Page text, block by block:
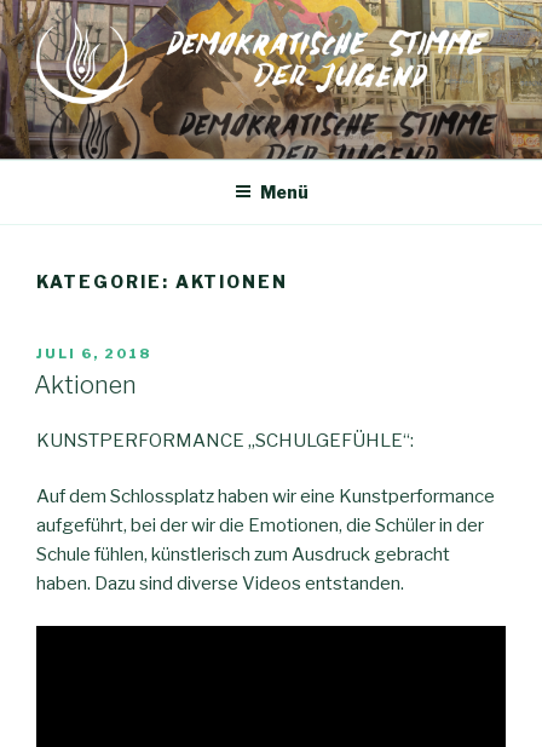
Zum
Inhalt
springen
Menü
KATEGORIE: AKTIONEN
VERÖFFENTLICHT
AM
JULI 6, 2018
Aktionen
KUNSTPERFORMANCE „SCHULGEFÜHLE“:
Auf dem Schlossplatz haben wir eine Kunstperformance
aufgeführt, bei der wir die Emotionen, die Schüler in der
Schule fühlen, künstlerisch zum Ausdruck gebracht
haben. Dazu sind diverse Videos entstanden.